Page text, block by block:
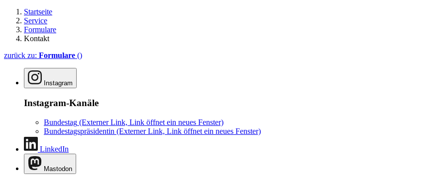
Startseite
Service
Formulare
Kontakt
zurück zu: Formulare ()
Instagram
Instagram-Kanäle
Bundestag (Externer Link, Link öffnet ein neues Fenster)
Bundestagspräsidentin (Externer Link, Link öffnet ein neues Fenster)
LinkedIn
Mastodon